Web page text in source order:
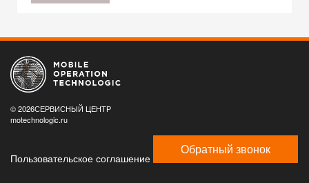
© 2026СЕРВИСНЫЙ ЦЕНТР
motechnologic.ru
Пользовательское соглашение
Обратный звонок